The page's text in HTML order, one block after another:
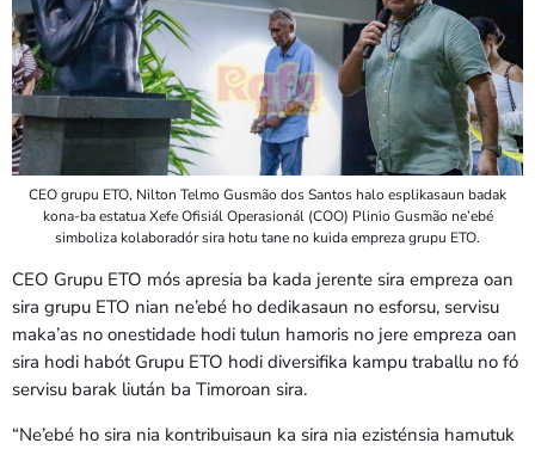
CEO grupu ETO, Nilton Telmo Gusmão dos Santos halo esplikasaun badak
kona-ba estatua Xefe Ofisiál Operasionál (COO) Plinio Gusmão ne’ebé
simboliza kolaboradór sira hotu tane no kuida empreza grupu ETO.
CEO Grupu ETO mós apresia ba kada jerente sira empreza oan
sira grupu ETO nian ne’ebé ho dedikasaun no esforsu, servisu
maka’as no onestidade hodi tulun hamoris no jere empreza oan
sira hodi habót Grupu ETO hodi diversifika kampu traballu no fó
servisu barak liután ba Timoroan sira.
“Ne’ebé ho sira nia kontribuisaun ka sira nia ezisténsia hamutuk